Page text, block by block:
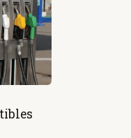
¿En que consiste la
tasa minera que rige en
Ecuador?